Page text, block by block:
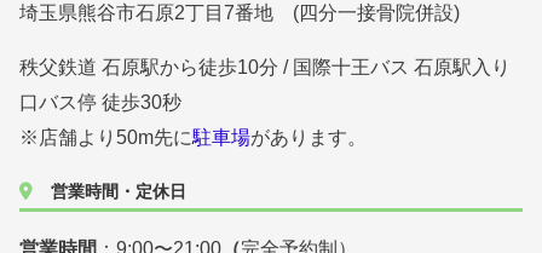
埼玉県熊谷市石原2丁目7番地 (四分一接骨院併設)
秩父鉄道 石原駅から徒歩10分 / 国際十王バス 石原駅入り
口バス停 徒歩30秒
※店舗より50m先に駐車場があります。
営業時間・定休日